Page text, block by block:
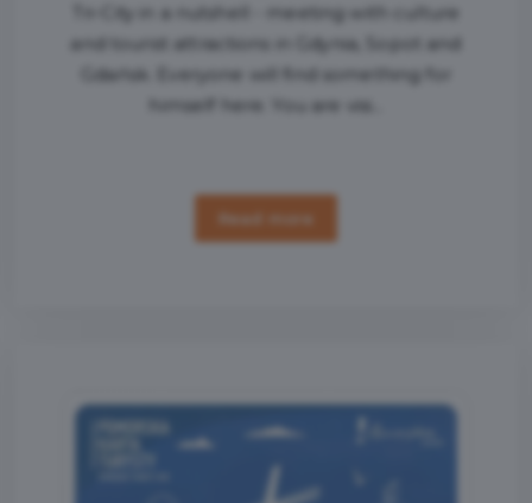
Tri-City in a nutshell - meeting with culture
and tourist attractions in Gdynia, Sopot and
Gdańsk. Everyone will find something for
himself here. You are visi...
Read more